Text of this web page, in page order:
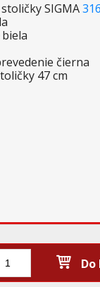
SIGMA
čierna
47 cm